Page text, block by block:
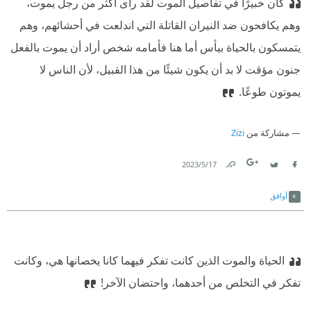
وهم يكافحون ضد النيران القاتلة التي اندلعت في أحشائهم، وهم
يتمسكون بالحياة بيأس أما هنا فأمامه شخص أراد أن يموت بالفعل
جنون مؤقت لا بد أن يكون شيئًا من هذا القبيل، لأن الناس لا
يموتون طوعًا.
مشاركة من Zizi
17‏/5‏/2023
أوافق
الحياة والموت الذين كانت تفكر فيهما كانا يخصانها هي، وكانت
تفكر في التخلص من أحدهما، واحتضان الآخر!